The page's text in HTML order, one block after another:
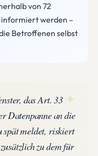
von 72
informiert werden –
Betroffenen selbst
✦
das Art. 33
Datenpanne an die
spät meldet, riskiert
zu dem für